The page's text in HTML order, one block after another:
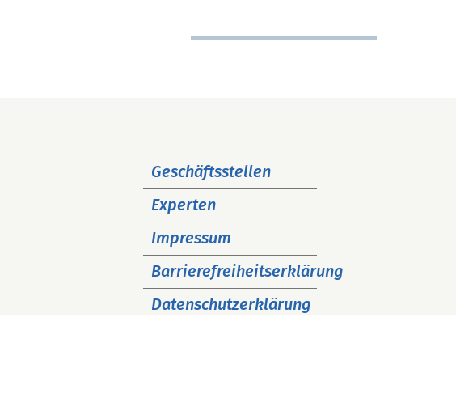
überspringen
Geschäftsstellen
Experten
Impressum
Barrierefreiheitserklärung
Datenschutzerklärung